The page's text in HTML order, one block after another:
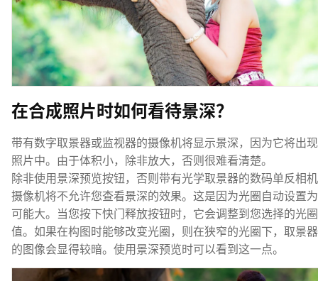
在合成照片时如何看待景深？
带有数字取景器或监视器的摄像机将显示景深，因为它将出
照片中。由于体积小，除非放大，否则很难看清楚。
除非使用景深预览按钮，否则带有光学取景器的数码单反相
摄像机将不允许您查看景深的效果。这是因为光圈自动设置
可能大。当您按下快门释放按钮时，它会调整到您选择的光圈
值。如果在构图时能够改变光圈，则在狭窄的光圈下，取景
的图像会显得较暗。使用景深预览时可以看到这一点。